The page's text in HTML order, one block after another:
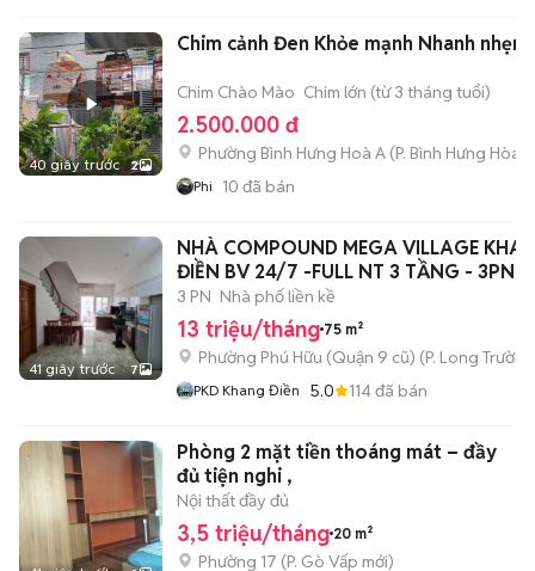
40 giây trước 2
Chim cảnh Đen Khỏe mạnh Nhanh nhẹn
Chim Chào Mào Chim lớn (từ 3 tháng tuổi)
2.500.000 đ
Phường Bình Hưng Hoà A (P. Bình Hưng Hòa
Phi 10 đã bán
41 giây trước 7
NHÀ COMPOUND MEGA VILLAGE
ĐIỀN BV 24/7 -FULL NT 3 TẦNG - 3PN
3 PN Nhà phố liền kề
13 triệu/tháng 75 m²
Phường Phú Hữu (Quận 9 cũ) (P. Long Trường
PKD Khang Điền 5.0 114đã bán
Phòng 2 mặt tiền thoáng mát – đầy
đủ tiện nghi ,
Nội thất đầy đủ
3,5 triệu/tháng 20 m²
Phường 17 (P. Gò Vấp mới)